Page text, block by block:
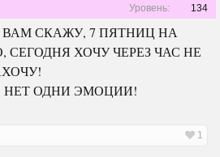
Уровень:
134
СКАЖУ, 7 ПЯТНИЦ НА
ХОЧУ ЧЕРЕЗ ЧАС НЕ
ОДНИ ЭМОЦИИ!
1